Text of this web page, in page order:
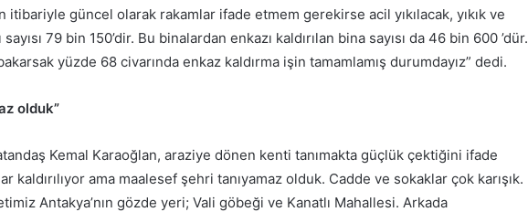
itibariyle güncel olarak rakamlar ifade etmem gerekirse acil yıkılacak, yıkık ve
sayısı 79 bin 150’dir. Bu binalardan enkazı kaldırılan bina sayısı da 46 bin 600 ’dür.
yüzde 68 civarında enkaz kaldırma işin tamamlamış durumdayız” dedi.
olduk”
Kemal Karaoğlan, araziye dönen kenti tanımakta güçlük çektiğini ifade
kaldırılıyor ama maalesef şehri tanıyamaz olduk. Cadde ve sokaklar çok karışık.
Antakya’nın gözde yeri; Vali göbeği ve Kanatlı Mahallesi. Arkada